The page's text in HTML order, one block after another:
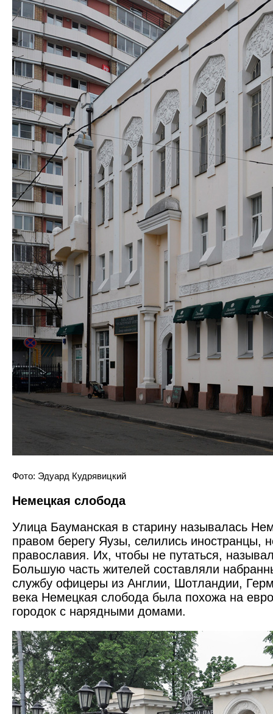
Фото: Эдуард Кудрявицкий
Немецкая слобода
Улица Бауманская в старину называлась
правом берегу Яузы, селились иностранцы,
православия. Их, чтобы не путаться,
Большую часть жителей составляли
службу офицеры из Англии, Шотландии,
века Немецкая слобода была похожа на
городок с нарядными домами.